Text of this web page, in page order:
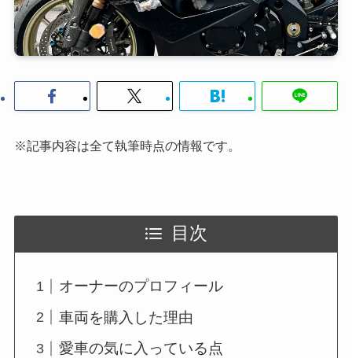
※記事内容は全て執筆時点の情報です。
目次
オーナーのプロフィール
車両を購入した理由
愛車の気に入っている点